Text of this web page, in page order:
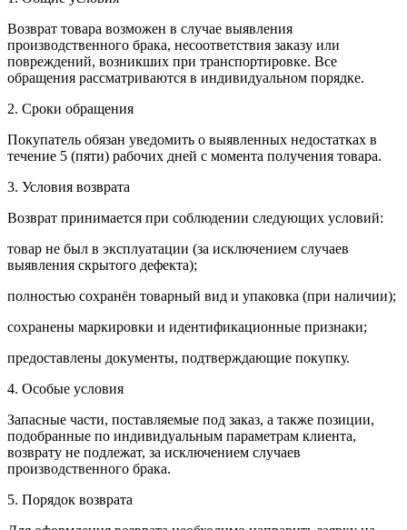
Возврат товара возможен в случае выявления
производственного брака, несоответствия заказу или
повреждений, возникших при транспортировке. Все
обращения рассматриваются в индивидуальном порядке.
2. Сроки обращения
Покупатель обязан уведомить о выявленных недостатках в
течение 5 (пяти) рабочих дней с момента получения товара.
3. Условия возврата
Возврат принимается при соблюдении следующих условий:
товар не был в эксплуатации (за исключением случаев
выявления скрытого дефекта);
полностью сохранён товарный вид и упаковка (при наличии);
сохранены маркировки и идентификационные признаки;
предоставлены документы, подтверждающие покупку.
4. Особые условия
Запасные части, поставляемые под заказ, а также позиции,
подобранные по индивидуальным параметрам клиента,
возврату не подлежат, за исключением случаев
производственного брака.
5. Порядок возврата